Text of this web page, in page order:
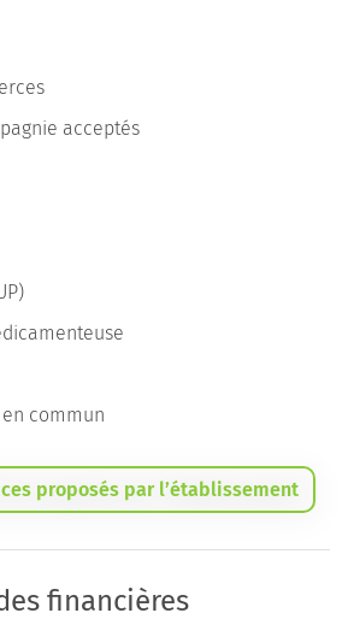
acceptés
commun
proposés par l’établissement
financières